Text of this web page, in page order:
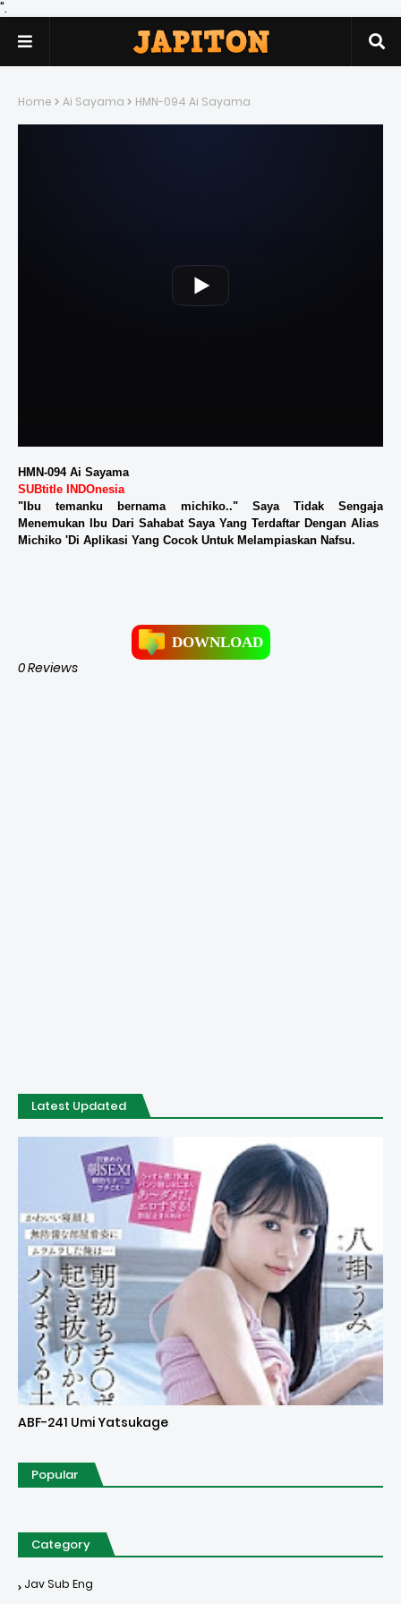
".
Home Ai Sayama HMN-094 Ai Sayama
HMN-094 Ai Sayama
SUBtitle INDOnesia
"Ibu temanku bernama michiko.." Saya Tidak Sengaja
Menemukan Ibu Dari Sahabat Saya Yang Terdaftar Dengan Alias ​​​​
Michiko 'Di Aplikasi Yang Cocok Untuk Melampiaskan Nafsu.
DOWNLOAD
0 Reviews
Latest Updated
Uncensored
ABF-241 Umi Yatsukage
Popular
Category
Jav Sub Eng